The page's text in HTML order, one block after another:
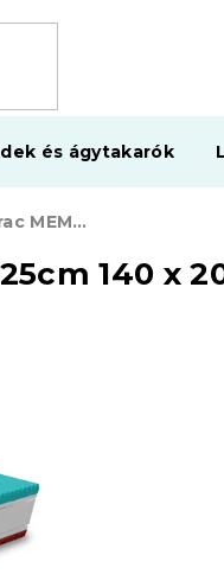
és ágytakarók
Táskarugós matrac MEMORY EXTRAFLEX 25cm 140 x 200 cm
140 x